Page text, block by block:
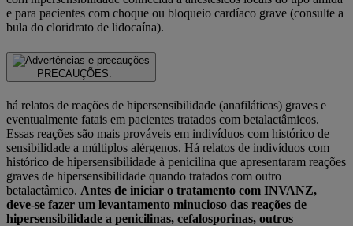
e para pacientes com choque ou bloqueio cardíaco grave (consulte a
bula do cloridrato de lidocaína).
PRECAUÇÕES:
há relatos de reações de hipersensibilidade (anafiláticas) graves e
eventualmente fatais em pacientes tratados com betalactâmicos.
Essas reações são mais prováveis em indivíduos com histórico de
sensibilidade a múltiplos alérgenos. Há relatos de indivíduos com
histórico de hipersensibilidade à penicilina que apresentaram reações
graves de hipersensibilidade quando tratados com outro
betalactâmico. Antes de iniciar o tratamento com INVANZ,
deve-se fazer um levantamento minucioso das reações de
hipersensibilidade a penicilinas, cefalosporinas, outros